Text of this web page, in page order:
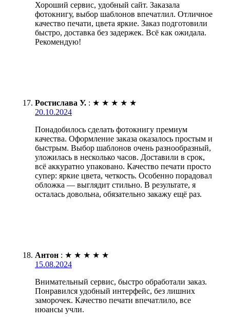
Хороший сервис, удобный сайт. Заказала
фотокнигу, выбор шаблонов впечатлил. Отличное
качество печати, цвета яркие. Заказ подготовили
быстро, доставка без задержек. Всё как ожидала.
Рекомендую!
Ростислава У. : ★ ★ ★ ★ ★
20.10.2024
Понадобилось сделать фотокнигу премиум
качества. Оформление заказа оказалось простым и
быстрым. Выбор шаблонов очень разнообразный,
уложилась в несколько часов. Доставили в срок,
всё аккуратно упаковано. Качество печати просто
супер: яркие цвета, четкость. Особенно порадовал
обложка — выглядит стильно. В результате, я
осталась довольна, обязательно закажу ещё раз.
Антон : ★ ★ ★ ★ ★
15.08.2024
Внимательный сервис, быстро обработали заказ.
Понравился удобный интерфейс, без лишних
заморочек. Качество печати впечатлило, все
нюансы учли.